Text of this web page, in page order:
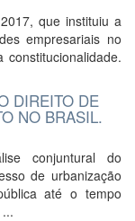
que instituiu a
empresariais no
DIREITO DE
NO BRASIL.
conjuntural do
de urbanização
até o tempo